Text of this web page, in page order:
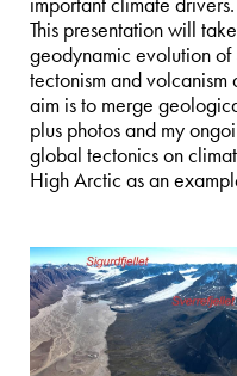
important climate drivers.
This presentation will
geodynamic evolution
tectonism and volcanism
aim is to merge
plus photos and my
global tectonics on
High Arctic as an